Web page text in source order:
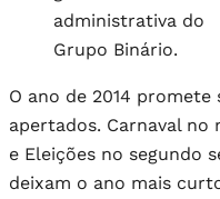
administrativa do
Grupo Binário.
O ano de 2014
apertados. Carnaval no
e Eleições no segundo
deixam o ano mais